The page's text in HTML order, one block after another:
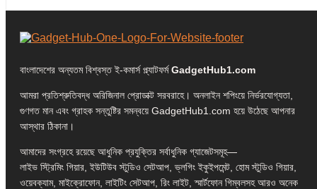
বাংলাদেশের অন্যতম বিশ্বস্ত ই-কমার্স প্ল্যাটফর্মGadgetHub1.com
আমরা প্রতিশ্রুতিবদ্ধ অরিজিনাল প্রোডাক্ট সরবরাহে। অনলাইন শপিংয়ে নির্ভরযোগ্যতা,
গুণগত মান এবং গ্রাহক সন্তুষ্টির সমন্বয়ে GadgetHub1.com হয়ে উঠেছে আপনার
আস্থার ঠিকানা।
আমাদের সংগ্রহে রয়েছে আধুনিক প্রযুক্তির সর্বাধুনিক গ্যাজেটসমূহ—
লাইভ স্ট্রিমিং গিয়ার, ইউটিউব স্টুডিও সেটআপ, ভ্লগিং ইকুইপমেন্ট, হোম স্টুডিও গিয়ার,
ওয়েবক্যাম, মাইক্রোফোন, লাইটিং সেটআপ, রিং লাইট, স্মার্টফোন গিম্বলসহ আরও অনেক